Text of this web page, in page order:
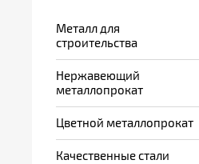
Металл для
строительства
Нержавеющий
металлопрокат
Цветной металлопрокат
Качественные стали